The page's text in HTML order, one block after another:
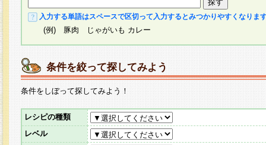
入力する単語はスペースで区切って入力するとみつかりやすくなりま
(例) 豚肉 じゃがいも カレー
条件を絞って探してみよう
条件をしぼって探してみよう！
レシピの種類
レベル